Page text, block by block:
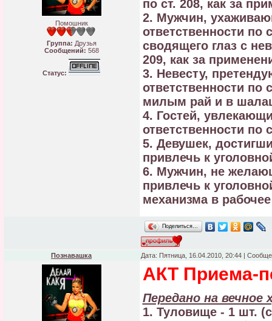
Помошник
Группа: Друзья
Сообщений: 568
Статус:
по ст. 208, как за
2. Мужчин,
ответственности по
сводящего глаз с
209, как за
3. Невесту,
ответственности
милым рай и в
4. Гостей,
ответственности по
5. Девушек,
привлечь к
6. Мужчин, не
привлечь к
механизма в
Поделиться…
Познавашка Дата: Пятница, 16.04.2010, 20:44 |
АКТ Приема-
Передано на вечное
1. Туловище - 1 шт.